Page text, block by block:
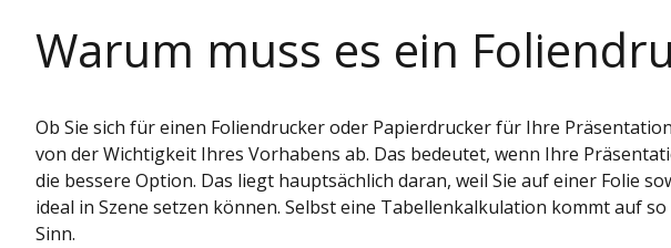
Warum muss es ein
Ob Sie sich für einen Foliendrucker oder Papierdrucker für Ihre
von der Wichtigkeit Ihres Vorhabens ab. Das bedeutet, wenn Ihre
die bessere Option. Das liegt hauptsächlich daran, weil Sie auf einer Folie
ideal in Szene setzen können. Selbst eine Tabellenkalkulation kommt auf
Sinn.